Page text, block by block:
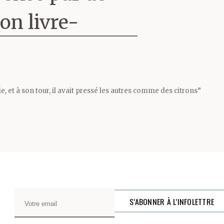
par
le langage
à écrire,
qui
Que
livre-
le
avoir
une
et à son tour, il avait pressé les autres comme des citrons”